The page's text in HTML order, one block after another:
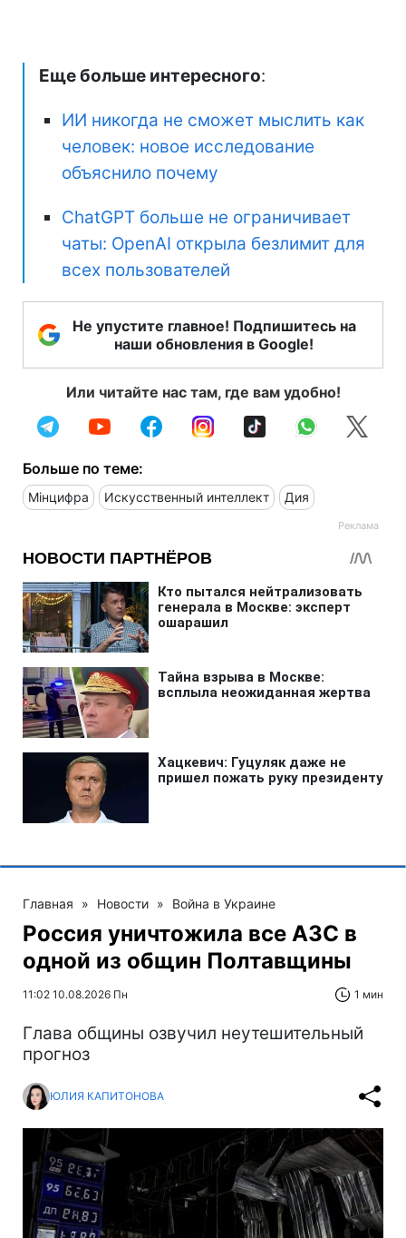
Еще больше интересного:
ИИ никогда не сможет мыслить как
человек: новое исследование
объяснило почему
ChatGPT больше не ограничивает
чаты: OpenAI открыла безлимит для
всех пользователей
Не упустите главное! Подпишитесь на
наши обновления в Google!
Или читайте нас там, где вам удобно!
Больше по теме:
Мінцифра Искусственный интеллект Дия
Главная » Новости » Война в Украине
Россия уничтожила все АЗС в
одной из общин Полтавщины
11:02 10.08.2026 Пн 1 мин
Глава общины озвучил неутешительный
прогноз
ЮЛИЯ КАПИТОНОВА